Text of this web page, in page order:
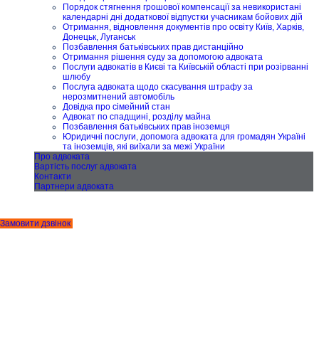
Замовити дзвінок
Порядок стягнення грошової компенсації за невикористані
календарні дні додаткової відпустки учасникам бойових дій
Отримання, відновлення документів про освіту Київ, Харків,
Донецьк, Луганськ
Позбавлення батьківських прав дистанційно
Отримання рішення суду за допомогою адвоката
Послуги адвокатів в Києві та Київській області при розірванні
шлюбу
Послуга адвоката щодо скасування штрафу за
нерозмитнений автомобіль
Довідка про сімейний стан
Адвокат по спадщині, розділу майна
Позбавлення батьківських прав іноземця
Юридичні послуги, допомога адвоката для громадян Україні
та іноземців, які виїхали за межі України
Про адвоката
Вартість послуг адвоката
Контакти
Партнери адвоката